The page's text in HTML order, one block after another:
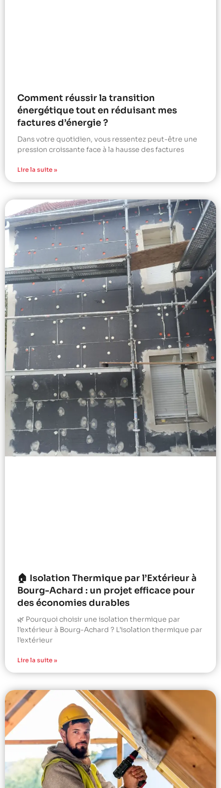
Comment réussir la transition
énergétique tout en réduisant mes
factures d’énergie ?
Dans votre quotidien, vous ressentez peut-être une
pression croissante face à la hausse des factures
Lire la suite »
🏠 Isolation Thermique par l’Extérieur à
Bourg-Achard : un projet efficace pour
des économies durables
🌿 Pourquoi choisir une isolation thermique par
l’extérieur à Bourg-Achard ? L’isolation thermique par
l’extérieur
Lire la suite »